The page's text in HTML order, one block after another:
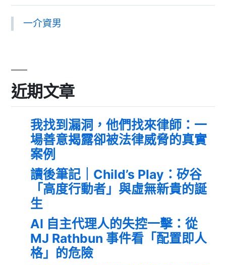
一介資男
近期文章
我找到漏洞，他們找來律師：一
場善意揭露卻被法律威脅的真實
案例
讀後筆記｜Child’s Play：矽谷
「高度行動者」與虛無新貴的誕
生
AI 自主代理人的失控一擊：從
MJ Rathbun 事件看「配置即人
格」的危險